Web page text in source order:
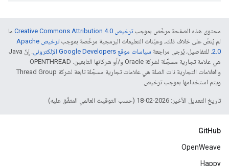
محتوى هذه الصفحة مرخّص بموجبترخيص Creative Commons Attribution 4.0‏
ما
لم يُنصّ على خلاف ذلك، وعيّنات التعليمات البرمجية مرخّصة بموجب
ترخيص Apache
2.0‏. للتفاصيل، يُرجى مراجعة سياسات موقع Google Developers الإلكتروني
. إنّ Java
هي علامة تجارية مسجَّلة لشركة Oracle و/أو شركائها التابعين. ‫OPENTHREAD
والعلامات التجارية ذات الصلة هي علامات تجارية مسجّلة تابعة لشركة Thread Group
ويتم استخدامها بموجب ترخيص.
تاريخ التعديل الأخير: 2026-02-18 (حسب التوقيت العالمي المتفَّق عليه)
GitHub
OpenWeave
Happy